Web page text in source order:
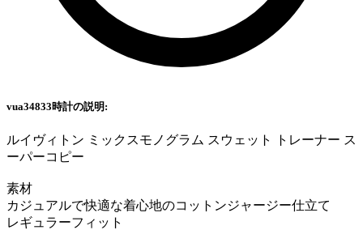
vua34833時計の説明:
ルイヴィトン ミックスモノグラム スウェット トレーナー ス
ーパーコピー
素材
カジュアルで快適な着心地のコットンジャージー仕立て
レギュラーフィット